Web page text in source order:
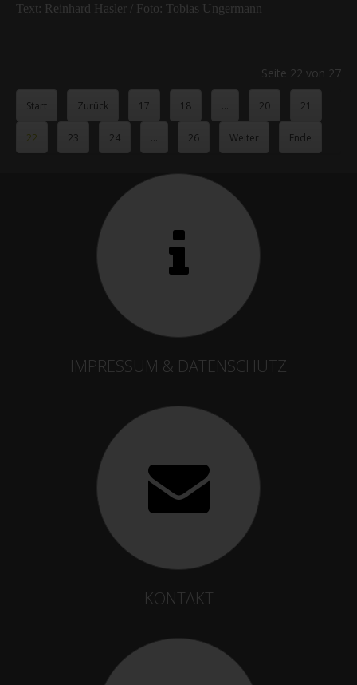
Text: Reinhard Hasler / Foto: Tobias Ungermann
Seite 22 von 27
Start Zurück 17 18 ... 20 21
22 23 24 ... 26 Weiter Ende
IMPRESSUM & DATENSCHUTZ
KONTAKT